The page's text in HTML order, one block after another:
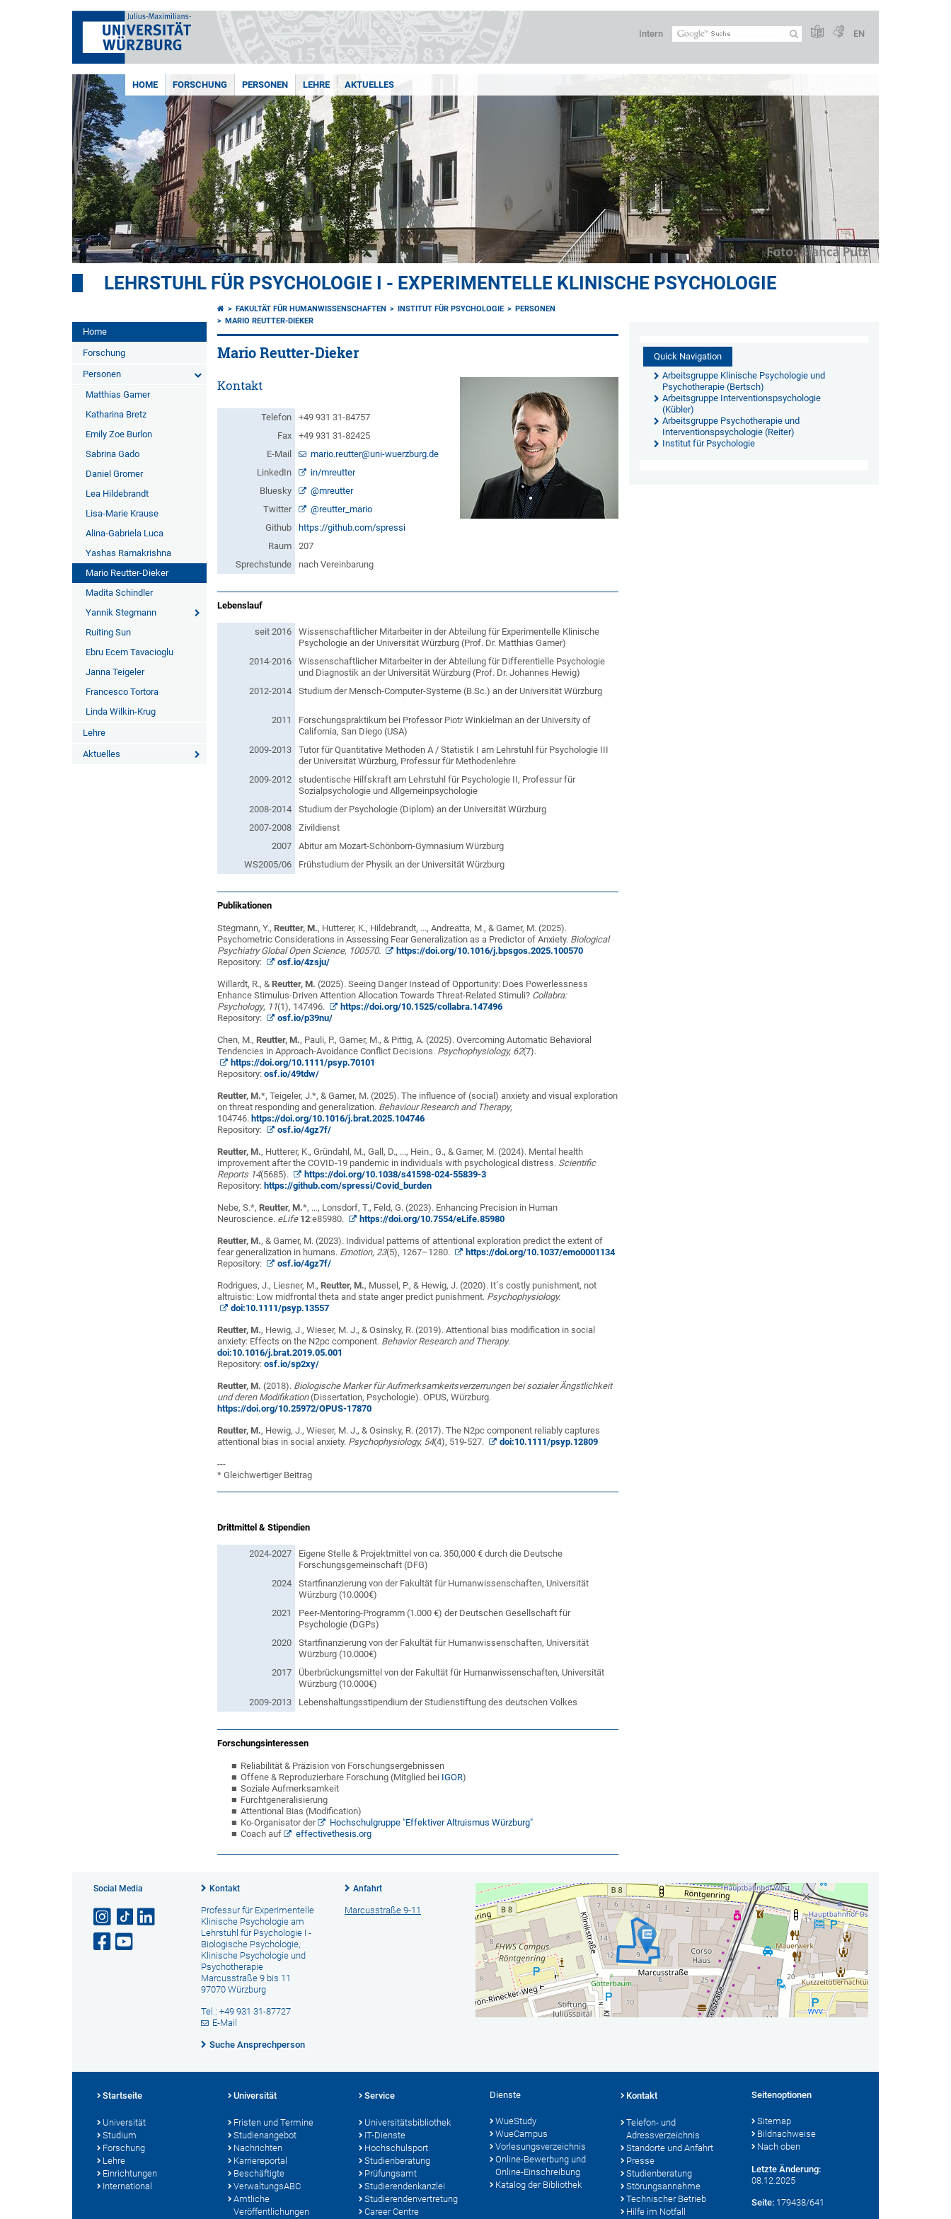
Intern EN
HOME FORSCHUNG PERSONEN LEHRE AKTUELLES
LEHRSTUHL FÜR PSYCHOLOGIE I - EXPERIMENTELLE KLINISCHE PSYCHOLOGIE
Home
Forschung
Personen
Matthias Gamer
Katharina Bretz
Emily Zoe Burlon
Sabrina Gado
Daniel Gromer
Lea Hildebrandt
Lisa-Marie Krause
Alina-Gabriela Luca
Yashas Ramakrishna
Mario Reutter-Dieker
Madita Schindler
Yannik Stegmann
Ruiting Sun
Ebru Ecem Tavacioglu
Janna Teigeler
Francesco Tortora
Linda Wilkin-Krug
Lehre
Aktuelles
FAKULTÄT FÜR HUMANWISSENSCHAFTEN INSTITUT FÜR PSYCHOLOGIE
PERSONEN
MARIO REUTTER-DIEKER
Mario Reutter-Dieker
Kontakt
Telefon
+49 931 31-84757
Fax
+49 931 31-82425
E-Mail
mario.reutter@uni-wuerzburg.de
LinkedIn
in/mreutter
Bluesky
@mreutter
Twitter
@reutter_mario
Github
https://github.com/spressi
Raum
207
Sprechstunde
nach Vereinbarung
Lebenslauf
seit 2016
Wissenschaftlicher Mitarbeiter in der Abteilung für Experimentelle Klinische
Psychologie an der Universität Würzburg (Prof. Dr. Matthias Gamer)
2014-2016
Wissenschaftlicher Mitarbeiter in der Abteilung für Differentielle Psychologie
und Diagnostik an der Universität Würzburg (Prof. Dr. Johannes Hewig)
2012-2014
Studium der Mensch-Computer-Systeme (B.Sc.) an der Universität Würzburg
2011
Forschungspraktikum bei Professor Piotr Winkielman an der University of
California, San Diego (USA)
2009-2013
Tutor für Quantitative Methoden A / Statistik I am Lehrstuhl für Psychologie III
der Universität Würzburg, Professur für Methodenlehre
2009-2012
studentische Hilfskraft am Lehrstuhl für Psychologie II, Professur für
Sozialpsychologie und Allgemeinpsychologie
2008-2014
Studium der Psychologie (Diplom) an der Universität Würzburg
2007-2008
Zivildienst
2007
Abitur am Mozart-Schönborn-Gymnasium Würzburg
WS2005/06
Frühstudium der Physik an der Universität Würzburg
Publikationen
Stegmann, Y.,Reutter, M., Hutterer, K., Hildebrandt, ..., Andreatta, M., & Gamer, M. (2025).
Psychometric Considerations in Assessing Fear Generalization as a Predictor of Anxiety. Biological
Psychiatry Global Open Science, 100570.
https://doi.org/10.1016/j.bpsgos.2025.100570
Repository:
osf.io/4zsju/
Willardt, R., &Reutter, M. (2025). Seeing Danger Instead of Opportunity: Does Powerlessness
Enhance Stimulus-Driven Attention Allocation Towards Threat-Related Stimuli? Collabra:
Psychology, 11(1), 147496.
https://doi.org/10.1525/collabra.147496
Repository:
osf.io/p39nu/
Chen, M.,Reutter, M., Pauli, P., Gamer, M., & Pittig, A. (2025). Overcoming Automatic Behavioral
Tendencies in Approach-Avoidance Conflict Decisions. Psychophysiology, 62(7).
https://doi.org/10.1111/psyp.70101
Repository:osf.io/49tdw/
Reutter, M.*, Teigeler, J.*, & Gamer, M. (2025). The influence of (social) anxiety and visual exploration
on threat responding and generalization. Behaviour Research and Therapy,
104746. https://doi.org/10.1016/j.brat.2025.104746
Repository:
osf.io/4gz7f/
Reutter, M., Hutterer, K., Gründahl, M., Gall, D., ..., Hein., G., & Gamer, M. (2024). Mental health
improvement after the COVID-19 pandemic in individuals with psychological distress. Scientific
Reports 14(5685).
https://doi.org/10.1038/s41598-024-55839-3
Repository: https://github.com/spressi/Covid_burden
Nebe, S.*,Reutter, M.*, …, Lonsdorf, T., Feld, G. (2023). Enhancing Precision in Human
Neuroscience. eLife 12:e85980. https://doi.org/10.7554/eLife.85980
Reutter, M., & Gamer, M. (2023). Individual patterns of attentional exploration predict the extent of
fear generalization in humans. Emotion, 23(5), 1267–1280.
https://doi.org/10.1037/emo0001134
Repository:
osf.io/4gz7f/
Rodrigues, J., Liesner, M.,Reutter, M., Mussel, P., & Hewig, J. (2020). It´s costly punishment, not
altruistic: Low midfrontal theta and state anger predict punishment. Psychophysiology.
doi:10.1111/psyp.13557
Reutter, M., Hewig, J., Wieser, M. J., & Osinsky, R. (2019). Attentional bias modification in social
anxiety: Effects on the N2pc component. Behavior Research and Therapy.
doi:10.1016/j.brat.2019.05.001
Repository:osf.io/sp2xy/
Reutter, M. (2018). Biologische Marker für Aufmerksamkeitsverzerrungen bei sozialer Ängstlichkeit
und deren Modifikation(Dissertation, Psychologie). OPUS, Würzburg.
https://doi.org/10.25972/OPUS-17870
Reutter, M., Hewig, J., Wieser, M. J., & Osinsky, R. (2017). The N2pc component reliably captures
attentional bias in social anxiety. Psychophysiology, 54(4), 519-527. doi:10.1111/psyp.12809
---
* Gleichwertiger Beitrag
Drittmittel & Stipendien
2024-2027
Eigene Stelle & Projektmittel von ca. 350,000 € durch die Deutsche
Forschungsgemeinschaft (DFG)
2024
Startfinanzierung von der Fakultät für Humanwissenschaften, Universität
Würzburg (10.000€)
2021
Peer-Mentoring-Programm (1.000 €) der Deutschen Gesellschaft für
Psychologie (DGPs)
2020
Startfinanzierung von der Fakultät für Humanwissenschaften, Universität
Würzburg (10.000€)
2017
Überbrückungsmittel von der Fakultät für Humanwissenschaften, Universität
Würzburg (10.000€)
2009-2013
Lebenshaltungsstipendium der Studienstiftung des deutschen Volkes
Forschungsinteressen
Reliabilität & Präzision von Forschungsergebnissen
Offene & Reproduzierbare Forschung (Mitglied bei IGOR)
Soziale Aufmerksamkeit
Furchtgeneralisierung
Attentional Bias (Modification)
Ko-Organisator der
Hochschulgruppe "Effektiver Altruismus Würzburg"
Coach auf
effectivethesis.org
Quick Navigation
Arbeitsgruppe Klinische Psychologie und
Psychotherapie (Bertsch)
Arbeitsgruppe Interventionspsychologie
(Kübler)
Arbeitsgruppe Psychotherapie und
Interventionspsychologie (Reiter)
Institut für Psychologie
Social Media Kontakt
Professur für Experimentelle
Klinische Psychologie am
Lehrstuhl für Psychologie I -
Biologische Psychologie,
Klinische Psychologie und
Psychotherapie
Marcusstraße 9 bis 11
97070 Würzburg
Tel.: +49 931 31-87727
E-Mail
Suche Ansprechperson
Anfahrt
Marcusstraße 9-11
Startseite
Universität
Studium
Forschung
Lehre
Einrichtungen
International
Universität
Fristen und Termine
Studienangebot
Nachrichten
Karriereportal
Beschäftigte
VerwaltungsABC
Amtliche
Veröffentlichungen
Service
Universitätsbibliothek
IT-Dienste
Hochschulsport
Studienberatung
Prüfungsamt
Studierendenkanzlei
Studierendenvertretung
Career Centre
Dienste
WueStudy
WueCampus
Vorlesungsverzeichnis
Online-Bewerbung und
Online-Einschreibung
Katalog der Bibliothek
Kontakt
Telefon- und
Adressverzeichnis
Standorte und Anfahrt
Presse
Studienberatung
Störungsannahme
Technischer Betrieb
Hilfe im Notfall
Seitenoptionen
Sitemap
Bildnachweise
Nach oben
Letzte Änderung:
08.12.2025
Seite: 179438/641